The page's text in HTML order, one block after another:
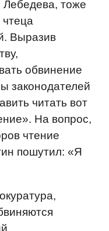
Лебедева, тоже
Выразив
обвинение
законодателей
читать вот
На вопрос,
чтение
пошутил: «Я